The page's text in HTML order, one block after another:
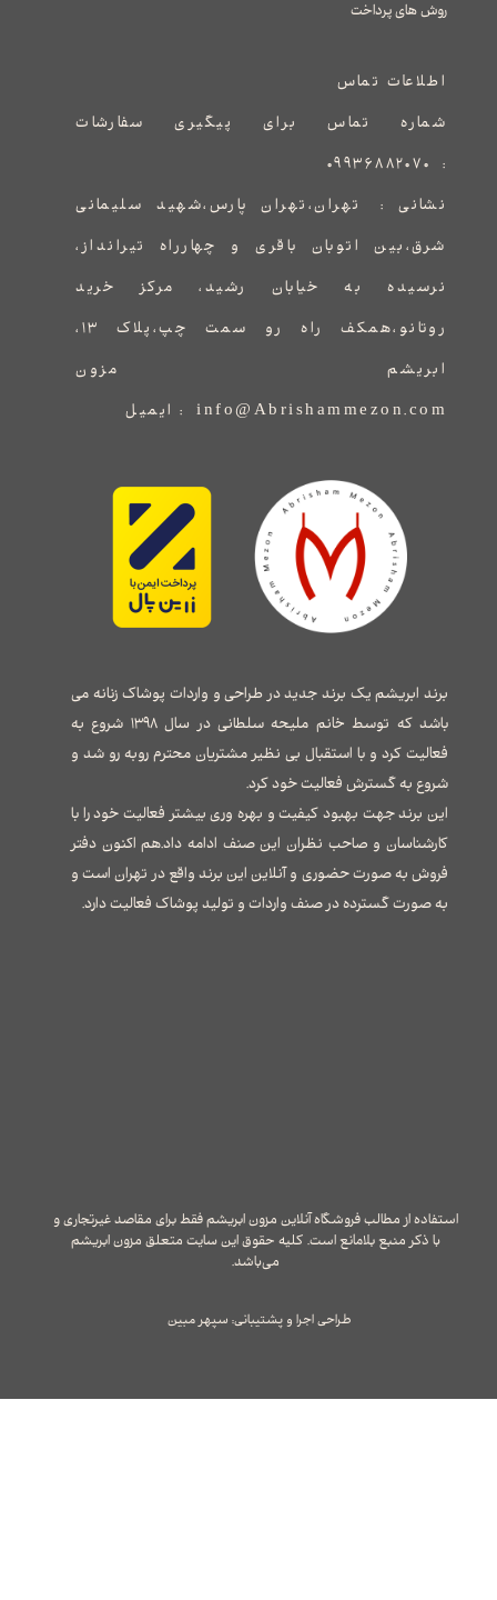
برند ابریشم یک برند جدید در طراحی و واردات پوشاک زنانه می
باشد که توسط خانم ملیحه سلطانی در سال ۱۳۹۸ شروع به
فعالیت کرد و با استقبال بی نظیر مشتریان محترم روبه رو شد و
شروع به گسترش فعالیت خود کرد.
این برند جهت بهبود کیفیت و بهره وری بیشتر فعالیت خود را با
کارشناسان و صاحب نظران این صنف ادامه داد.هم اکنون دفتر
فروش به صورت حضوری و آنلاین این برند واقع در تهران است و
به صورت گسترده در صنف واردات و تولید پوشاک فعالیت دارد.
طراحی اجرا و پشتیبانی: سپهر مبین
استفاده از مطالب فروشگاه آنلاین مزون ابریشم فقط برای مقاصد غیرتجاری و
با ذکر منبع بلامانع است. کلیه حقوق این سایت متعلق مزون ابریشم
می‌باشد.
​​​​​​​روش های پرداخت
اطلاعات تماس
شماره تماس برای پیگیری سفارشات
: ۰۹۹۳۶۸۸۲۰۷۰
نشانی : ​​​​​​​​​​​​​​تهران،تهران پارس،شهید سلیمانی
شرق،بین اتوبان باقری و چهارراه تیرانداز،
نرسیده به خیابان رشید، مرکز خرید
روتانو،همکف راه رو سمت چپ،پلاک ۱۳،
ابریشم مزون
info@Abrishammezon.com : ایمیل